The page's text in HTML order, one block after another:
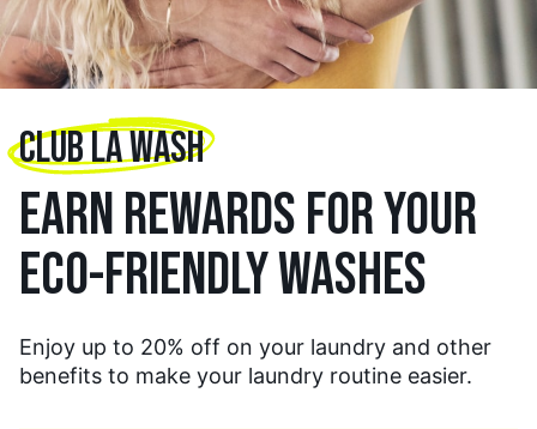
CLUB LA WASH
EARN REWARDS FOR YOUR
ECO-FRIENDLY WASHES
Enjoy up to 20% off on your laundry and other
benefits to make your laundry routine easier.